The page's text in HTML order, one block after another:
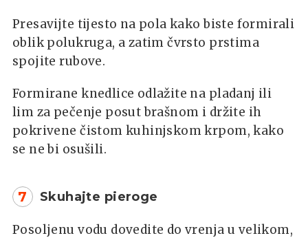
Presavijte tijesto na pola kako biste formirali
oblik polukruga, a zatim čvrsto prstima
spojite rubove.
Formirane knedlice odlažite na pladanj ili
lim za pečenje posut brašnom i držite ih
pokrivene čistom kuhinjskom krpom, kako
se ne bi osušili.
7 Skuhajte pieroge
Posoljenu vodu dovedite do vrenja u velikom,